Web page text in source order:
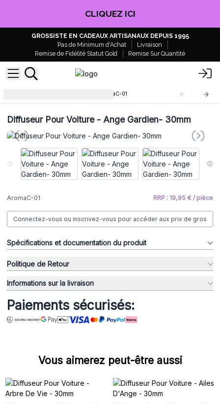
CLIQUEZ ICI
GROSSISTE EN CADEAUX ARTISANAUX DEPUIS 1995
Pas de Minimum d'Achat
Livraison
Remise de Fidélité Statut Gold
Remise Sur Quantité
AromaC-01
Diffuseur Pour Voiture - Ange Gardien- 30mm
AromaC-01 RRP : 19,95 € / pièce
Connectez-vous ou inscrivez-vous pour accéder aux prix de gros
Spécifications et documentation du produit
Politique de Retour
Informations sur la livraison
Paiements sécurisés:
Vous aimerez peut-être aussi